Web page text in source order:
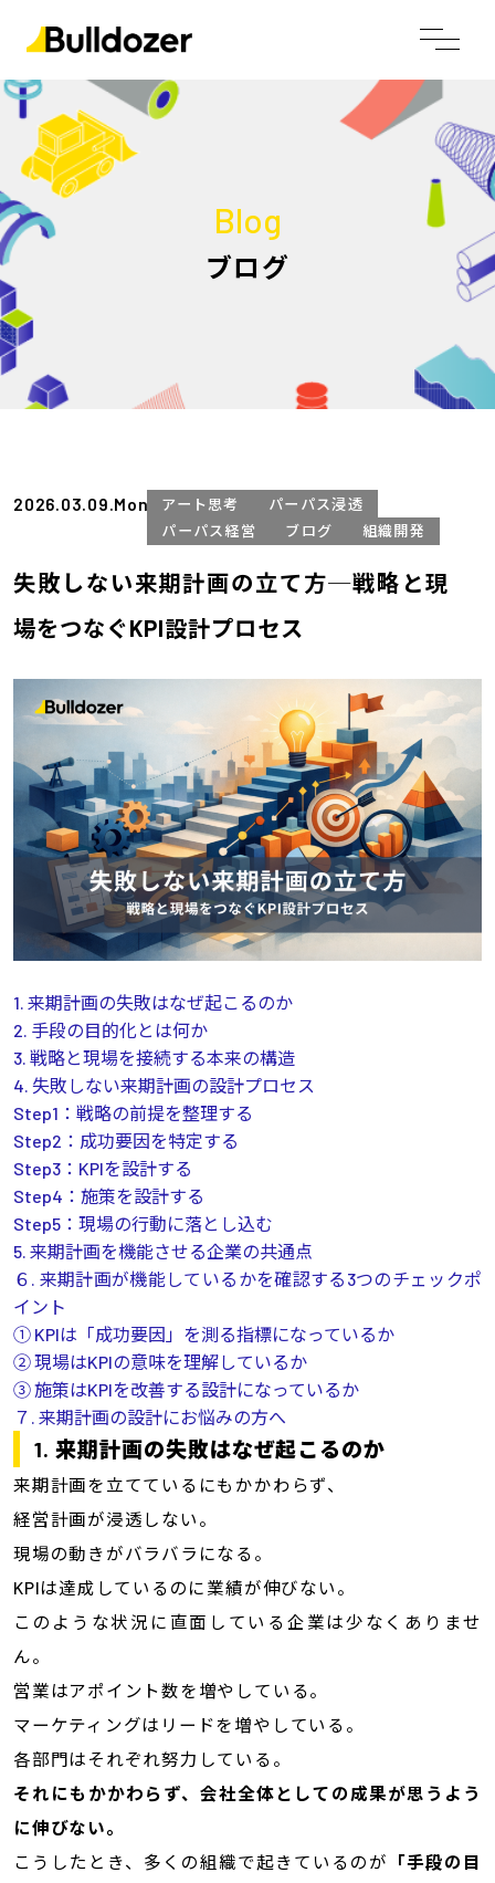
Blog
ブログ
2026.03.09.Mon アート思考
パーパス浸透
パーパス経営
ブログ 組織開発
失敗しない来期計画の立て方─戦略と現
場をつなぐKPI設計プロセス
1. 来期計画の失敗はなぜ起こるのか
2. 手段の目的化とは何か
3. 戦略と現場を接続する本来の構造
4. 失敗しない来期計画の設計プロセス
Step1：戦略の前提を整理する
Step2：成功要因を特定する
Step3：KPIを設計する
Step4：施策を設計する
Step5：現場の行動に落とし込む
5. 来期計画を機能させる企業の共通点
６. 来期計画が機能しているかを確認する3つのチェックポ
イント
① KPIは「成功要因」を測る指標になっているか
② 現場はKPIの意味を理解しているか
③ 施策はKPIを改善する設計になっているか
７. 来期計画の設計にお悩みの方へ
1. 来期計画の失敗はなぜ起こるのか
来期計画を立てているにもかかわらず、
経営計画が浸透しない。
現場の動きがバラバラになる。
KPIは達成しているのに業績が伸びない。
このような状況に直面している企業は少なくありませ
ん。
営業はアポイント数を増やしている。
マーケティングはリードを増やしている。
各部門はそれぞれ努力している。
それにもかかわらず、会社全体としての成果が思うよう
に伸びない。
こうしたとき、多くの組織で起きているのが
「手段の目